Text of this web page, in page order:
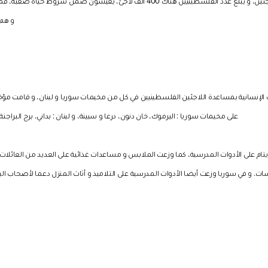
و هم
الإنسانية بمساعدة اللاجئين الفلسطينيين في كل من مخيمات سوريا و لبنان، و قامت
على مخيمات سوريا : اليرموك، خان دنون، درعا و سبينة، و لبنان : بداني، برج
على الأدوات المدرسية، كما وزعت الملابس و مساعدات غذائية على العديد من
و في سوريا وزعت أيضا الأدوات المدرسية على التلاميذ و أثاث المنزل دعما لأصحاب